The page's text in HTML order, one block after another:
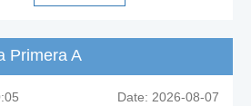
Primera A
Date: 2026-08-07